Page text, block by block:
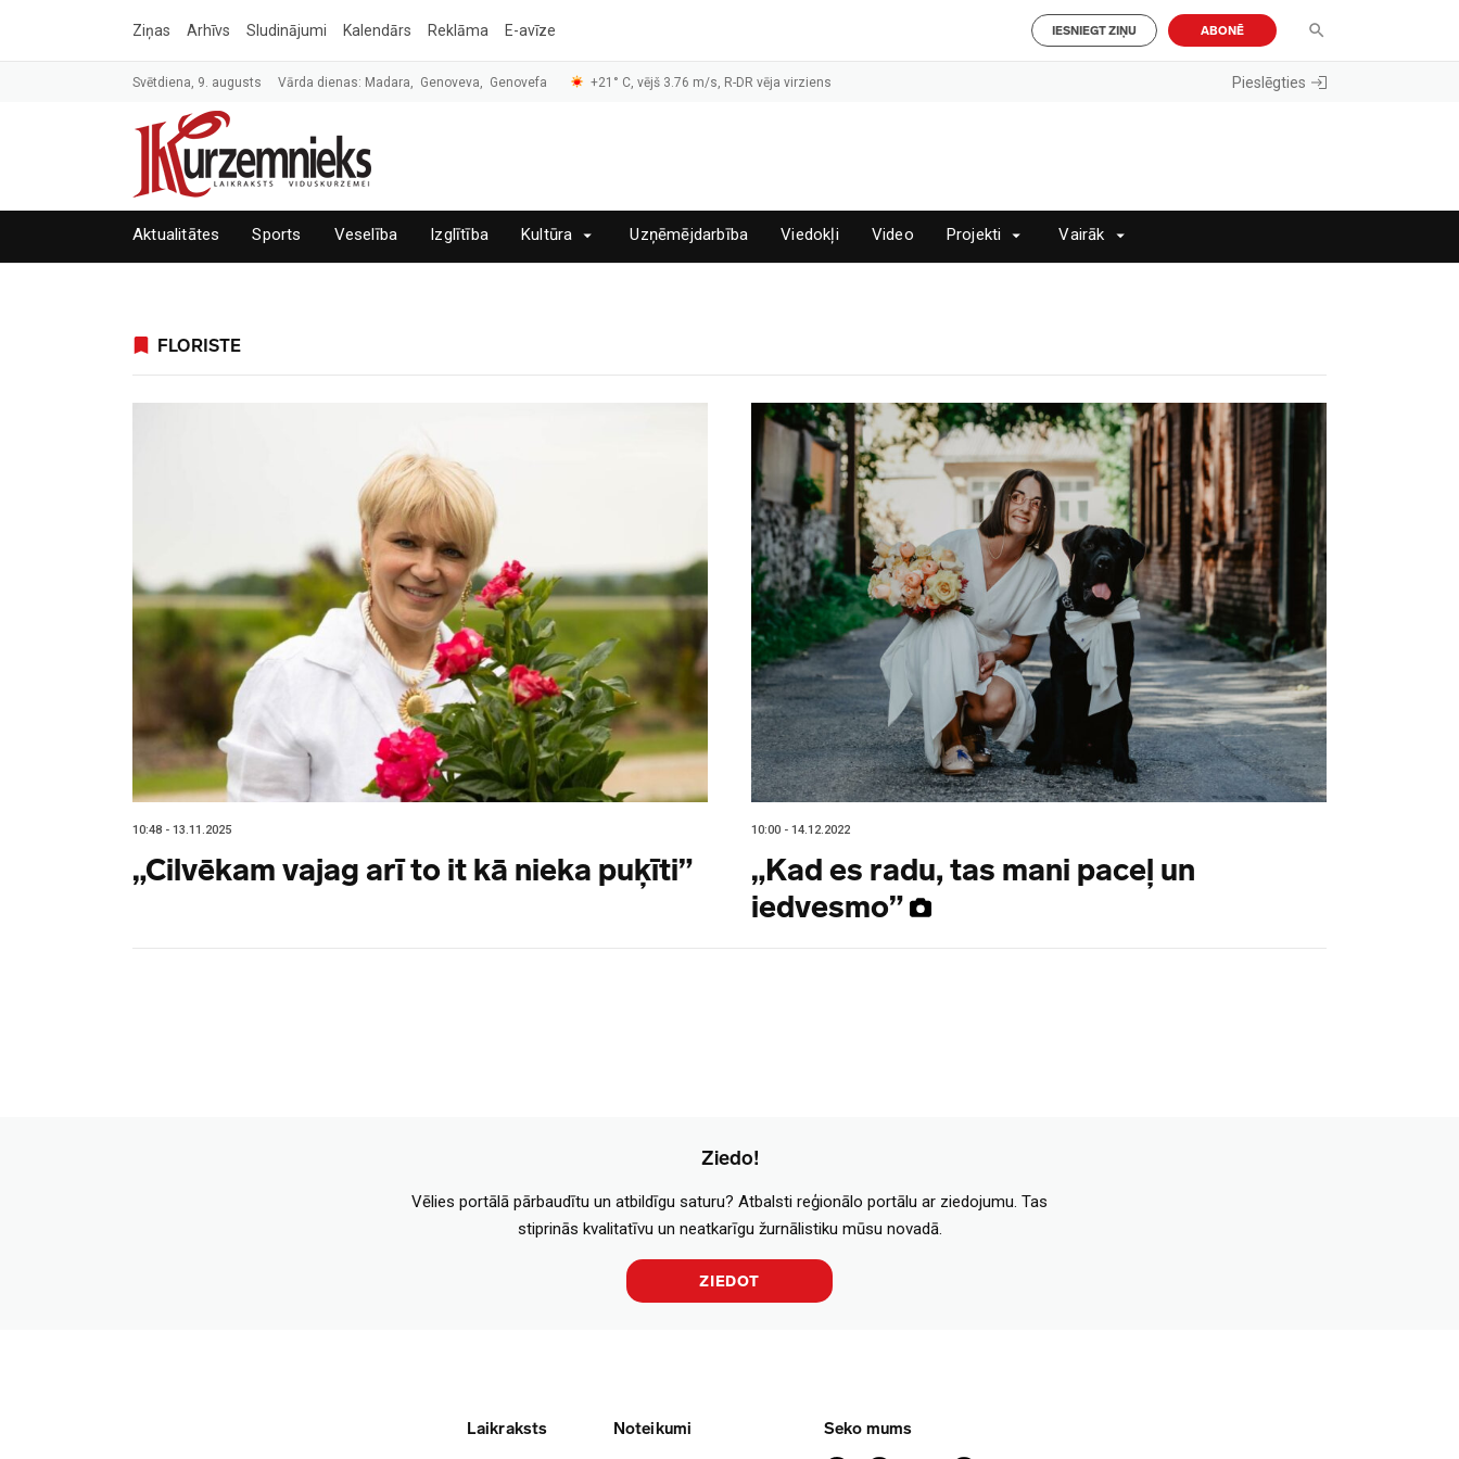
Ziņas Arhīvs Sludinājumi Kalendārs Reklāma E-avīze IESNIEGT ZIŅU ABONĒ
Svētdiena, 9. augusts Vārda dienas: Madara, Genoveva, Genovefa +21° C, vējš 3.76 m/s, R-DR vēja virziens Pieslēgties
Aktualitātes Sports Veselība Izglītība Kultūra Uzņēmējdarbība Viedokļi Video Projekti Vairāk
FLORISTE
10:48 - 13.11.2025
„Cilvēkam vajag arī to it kā nieka puķīti”
10:00 - 14.12.2022
„Kad es radu, tas mani paceļ un
iedvesmo”
Ziedo!
Vēlies portālā pārbaudītu un atbildīgu saturu? Atbalsti reģionālo portālu ar ziedojumu. Tas
stiprinās kvalitatīvu un neatkarīgu žurnālistiku mūsu novadā.
ZIEDOT
Laikraksts Noteikumi Seko mums